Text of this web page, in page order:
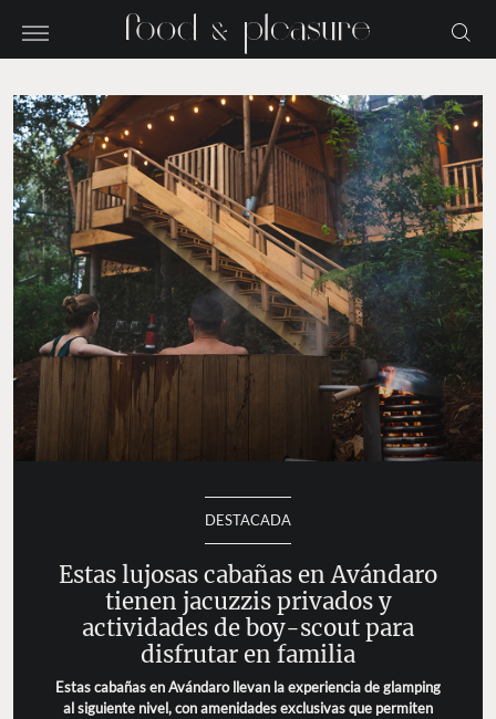
DESTACADA
Estas lujosas cabañas en Avándaro
tienen jacuzzis privados y
actividades de boy-scout para
disfrutar en familia
Estas cabañas en Avándaro llevan la experiencia de glamping
al siguiente nivel, con amenidades exclusivas que permiten